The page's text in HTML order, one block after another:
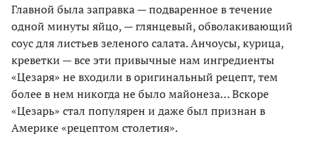
Главной была заправка — подваренное в течение
одной минуты яйцо, — глянцевый, обволакивающий
соус для листьев зеленого салата. Анчоусы, курица,
креветки — все эти привычные нам ингредиенты
«Цезаря» не входили в оригинальный рецепт, тем
более в нем никогда не было майонеза… Вскоре
«Цезарь» cтал популярен и даже был признан в
Америке «рецептом столетия».